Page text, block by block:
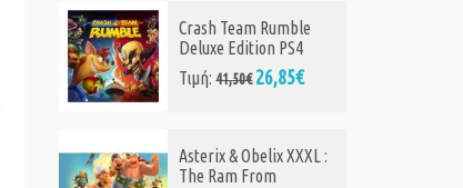
Tour De France 2020
(PS4)
Τιμή:31,00€22,90€
Smash Hit Plunders VR
(PS4)